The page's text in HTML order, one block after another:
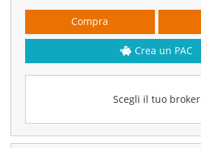
Scegli il tuo broker
Compra
Crea un PAC